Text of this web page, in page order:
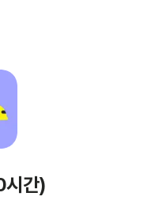
시간)